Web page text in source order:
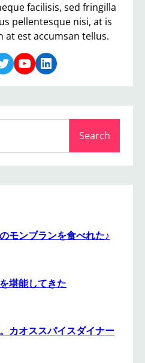
facilisis, sed fringilla
pellentesque nisi, at is
at est accumsan tellus.
YouTube LinkedIn
Search
モンブランを食べれた♪
堪能してきた
カオススパイスダイナー